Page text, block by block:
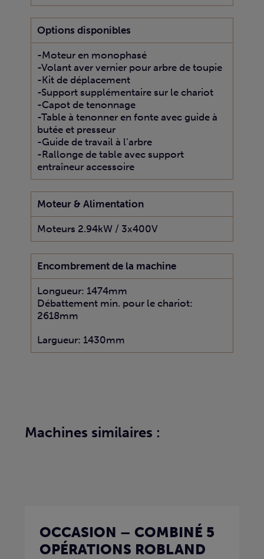
Options disponibles
-Moteur en monophasé
-Volant aver vernier pour arbre de toupie
-Kit de déplacement
-Support supplémentaire sur le chariot
-Capot de tenonnage
-Table à tenonner en fonte avec guide à
butée et presseur
-Guide de travail à l’arbre
-Rallonge de table avec support
entraîneur accessoire
Moteur & Alimentation
Moteurs 2.94kW / 3x400V
Encombrement de la machine
Longueur: 1474mm
Débattement min. pour le chariot:
2618mm
Largueur: 1430mm
Machines similaires :
OCCASION – COMBINÉ 5
OPÉRATIONS ROBLAND